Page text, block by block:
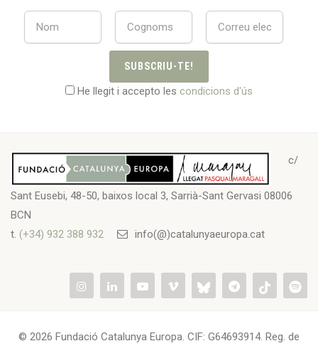
SUBSCRIU-TE!
He llegit i accepto les condicions d'ús
c/
Sant Eusebi, 48-50, baixos local 3, Sarrià-Sant Gervasi 08006
BCN
t. (+34) 932 388 932 info(@)catalunyaeuropa.cat
© 2026 Fundació Catalunya Europa. CIF: G64693914. Reg. de